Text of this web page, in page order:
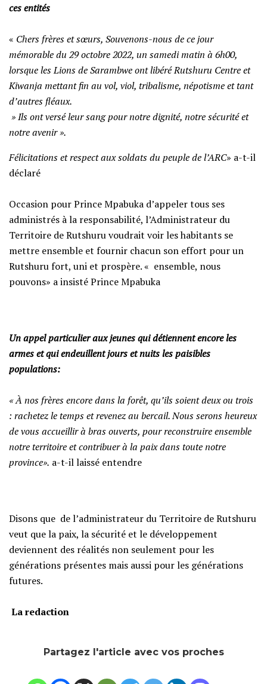
ces entités
‎« Chers frères et sœurs, Souvenons-nous de ce jour
mémorable du 29 octobre 2022, un samedi matin à 6h00,
lorsque les Lions de Sarambwe ont libéré Rutshuru Centre et
Kiwanja mettant fin au vol, viol, tribalisme, népotisme et tant
d’autres fléaux.
‎ » Ils ont versé leur sang pour notre dignité, notre sécurité et
notre avenir ».
Félicitations et respect aux soldats du peuple de l’ARC» a-t-il
déclaré
‎Occasion pour Prince Mpabuka d’appeler tous ses
administrés à la responsabilité, l’Administrateur du
Territoire de Rutshuru voudrait voir les habitants se
mettre ensemble et fournir chacun son effort pour un
Rutshuru fort, uni et prospère. « ensemble, nous
pouvons» a insisté Prince Mpabuka
Un appel particulier aux jeunes qui détiennent encore les
armes et qui endeuillent jours et nuits les paisibles
populations:
‎« À nos frères encore dans la forêt, qu’ils soient deux ou trois
: rachetez le temps et revenez au bercail. Nous serons heureux
de vous accueillir à bras ouverts, pour reconstruire ensemble
notre territoire et contribuer à la paix dans toute notre
province». a-t-il laissé entendre
Disons que de l’administrateur du Territoire de Rutshuru
veut que la paix, la sécurité et le développement
deviennent des réalités non seulement pour les
générations présentes mais aussi pour les générations
futures.
La redaction
Partagez l'article avec vos proches